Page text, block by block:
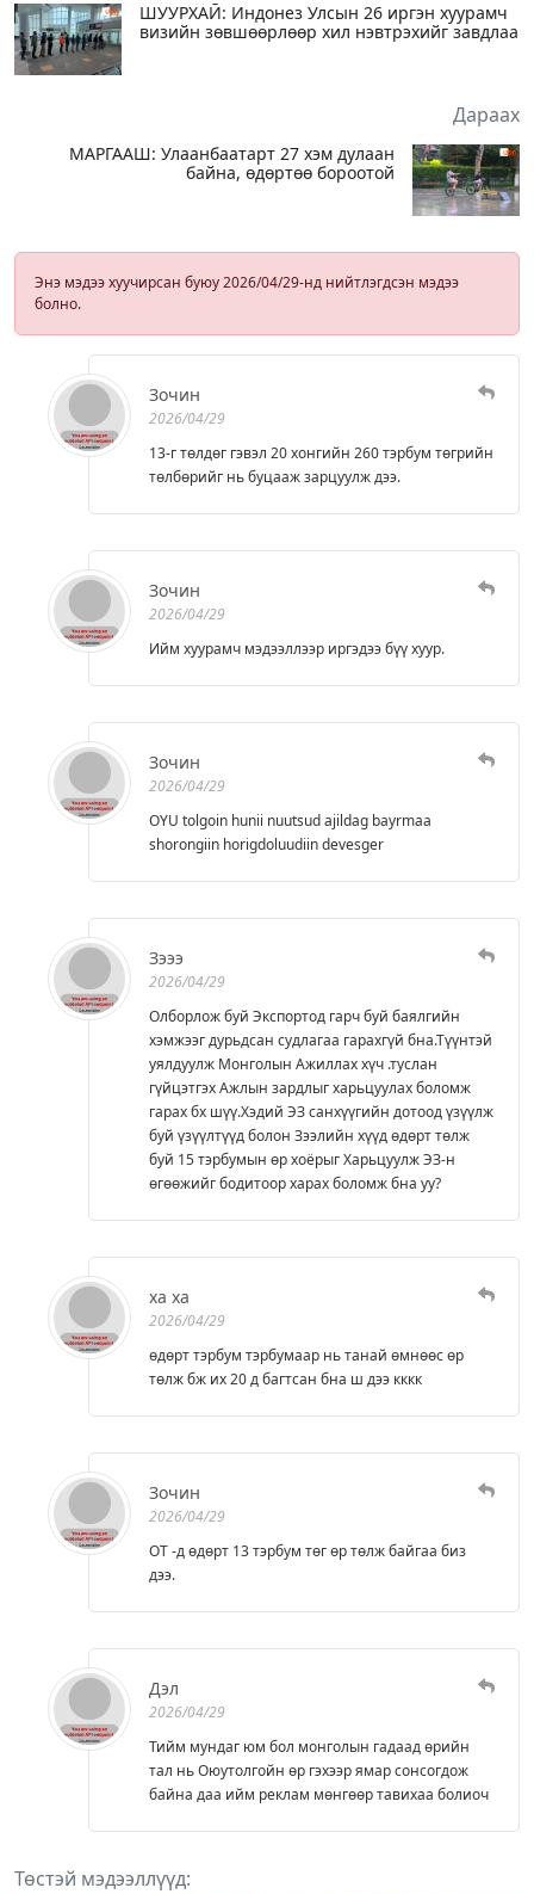
ШУУРХАЙ: Индонез Улсын 26 иргэн хуурамч
визийн зөвшөөрлөөр хил нэвтрэхийг завдлаа
Дараах
МАРГААШ: Улаанбаатарт 27 хэм дулаан
байна, өдөртөө бороотой
Энэ мэдээ хуучирсан буюу 2026/04/29-нд нийтлэгдсэн мэдээ
болно.
Зочин
2026/04/29
13-г төлдөг гэвэл 20 хонгийн 260 тэрбум төгрийн
төлбөрийг нь буцааж зарцуулж дээ.
Зочин
2026/04/29
Ийм хуурамч мэдээллээр иргэдээ бүү хуур.
Зочин
2026/04/29
OYU tolgoin hunii nuutsud ajildag bayrmaa
shorongiin horigdoluudiin devesger
Зэээ
2026/04/29
Олборлож буй Экспортод гарч буй баялгийн
хэмжээг дурьдсан судлагаа гарахгүй бна.Түүнтэй
уялдуулж Монголын Ажиллах хүч .туслан
гүйцэтгэх Ажлын зардлыг харьцуулах боломж
гарах бх шүү.Хэдий ЭЗ санхүүгийн дотоод үзүүлж
буй үзүүлтүүд болон Зээлийн хүүд өдөрт төлж
буй 15 тэрбумын өр хоёрыг Харьцуулж ЭЗ-н
өгөөжийг бодитоор харах боломж бна уу?
ха ха
2026/04/29
өдөрт тэрбум тэрбумаар нь танай өмнөөс өр
төлж бж их 20 д багтсан бна ш дээ кккк
Зочин
2026/04/29
ОТ -д өдөрт 13 тэрбум төг өр төлж байгаа биз
дээ.
Дэл
2026/04/29
Тийм мундаг юм бол монголын гадаад өрийн
тал нь Оюутолгойн өр гэхээр ямар сонсогдож
байна даа ийм реклам мөнгөөр тавихаа болиоч
Төстэй мэдээллүүд: